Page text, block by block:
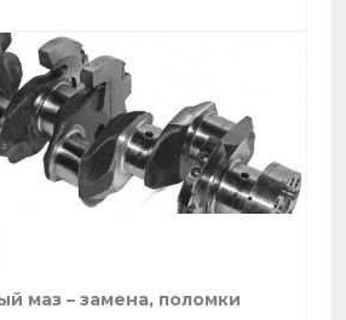
маз – замена, поломки